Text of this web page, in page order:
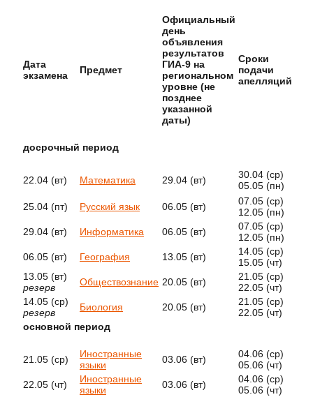
Дата
экзамена
Предмет
Официальный
день
объявления
результатов
ГИА-9 на
региональном
уровне (не
позднее
указанной
даты)
Сроки
подачи
апелляций
досрочный период
22.04 (вт) Математика 29.04 (вт)
30.04 (ср)
05.05 (пн)
25.04 (пт) Русский язык 06.05 (вт)
07.05 (ср)
12.05 (пн)
29.04 (вт) Информатика 06.05 (вт)
07.05 (ср)
12.05 (пн)
06.05 (вт) География 13.05 (вт)
14.05 (ср)
15.05 (чт)
13.05 (вт)
резерв
Обществознание 20.05 (вт)
21.05 (ср)
22.05 (чт)
14.05 (ср)
резерв
Биология 20.05 (вт)
21.05 (ср)
22.05 (чт)
основной период
21.05 (ср)
Иностранные
языки
03.06 (вт)
04.06 (ср)
05.06 (чт)
22.05 (чт)
Иностранные
языки
03.06 (вт)
04.06 (ср)
05.06 (чт)